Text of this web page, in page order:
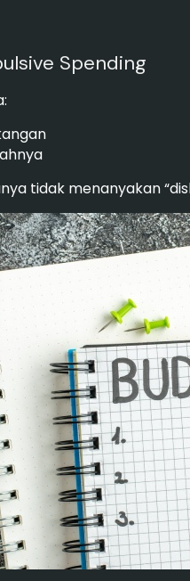
Spending
tidak menanyakan